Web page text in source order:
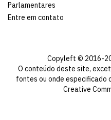
Parlamentares
Entre em contato
Copyleft © 2016-
O conteúdo deste site,
fontes ou onde especificado
Creative